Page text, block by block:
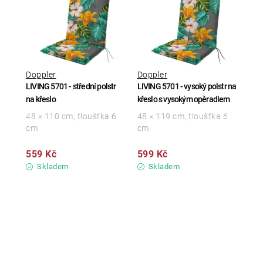
LIVING 5701 - střední polstr
na křeslo
Doppler
Skladem
559 Kč
48 × 110 cm, tloušťka 6
cm
LIVING 5701 - vysoký polstr na
křeslo s vysokým opěradlem
Doppler
Skladem
599 Kč
48 × 119 cm, tloušťka 6
cm